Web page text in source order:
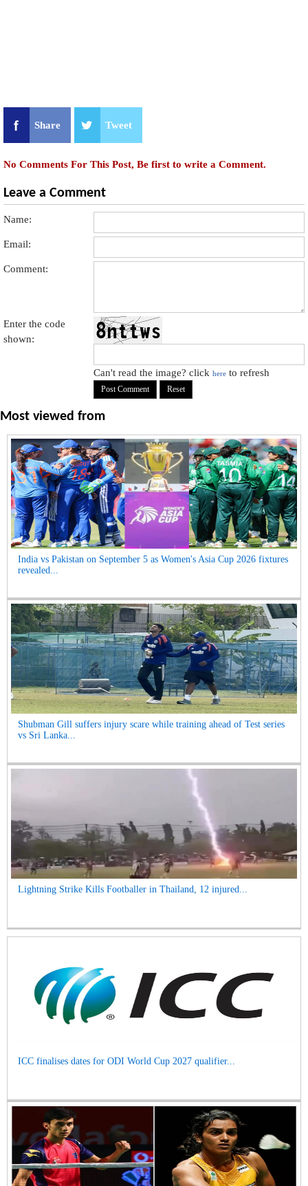
Share Tweet
No Comments For This Post, Be first to write a Comment.
Leave a Comment
Name:
Email:
Comment:
Enter the code
shown:
Can't read the image? clickhere to refresh
Most viewed from
India vs Pakistan on September 5 as Women's Asia Cup 2026 fixtures
revealed...
Shubman Gill suffers injury scare while training ahead of Test series
vs Sri Lanka...
Lightning Strike Kills Footballer in Thailand, 12 injured...
ICC finalises dates for ODI World Cup 2027 qualifier...